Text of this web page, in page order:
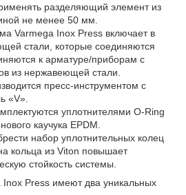
разделяющий элемент из
не менее 50 мм.
Varmega Inox Press включает в
стали, которые соединяются
к арматуре/приборам с
из нержавеющей стали.
пресс-инструментом с
«V».
уплотнителями O-Ring
каучука EPDM.
набор уплотнительных колец
кольца из Viton повышает
стойкость системы.
Press имеют два уникальных